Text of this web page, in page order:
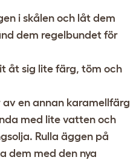
i skålen och låt dem
dem regelbundet för
åt sig lite färg, töm och
en annan karamellfärg
med lite vatten och
Rulla äggen på
dem med den nya